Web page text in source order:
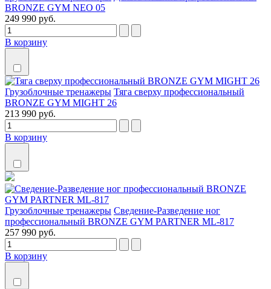
BRONZE GYM NEO 05
249 990 руб.
В корзину
Грузоблочные тренажеры Тяга сверху профессиональный
BRONZE GYM MIGHT 26
213 990 руб.
В корзину
Грузоблочные тренажеры Сведение-Разведение ног
профессиональный BRONZE GYM PARTNER ML-817
257 990 руб.
В корзину